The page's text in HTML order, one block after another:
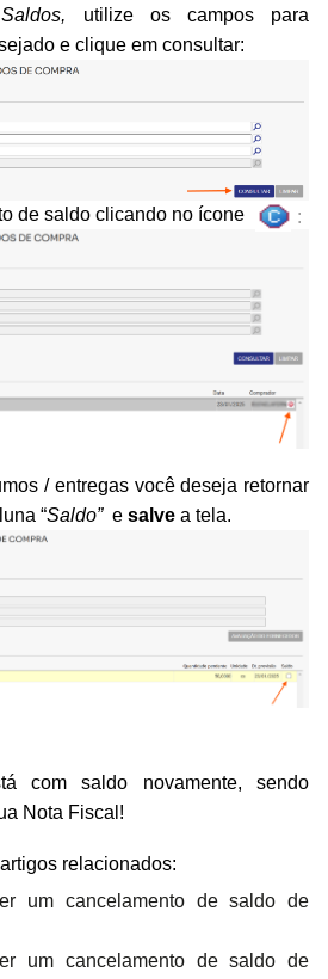
utilize os campos para
e clique em consultar:
de saldo clicando no ícone :
/ entregas você deseja retornar
“Saldo” e salve a tela.
com saldo novamente, sendo
Nota Fiscal!
relacionados:
um cancelamento de saldo de
um cancelamento de saldo de